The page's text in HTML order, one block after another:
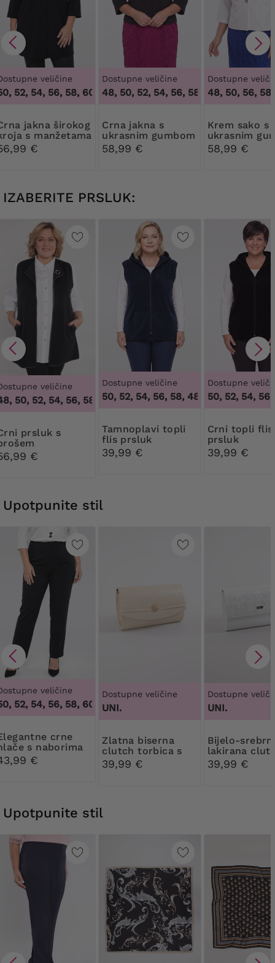
veličine
52, 54, 56, 58, 60, 62,48, 50, 52, 54, 56, 58, 60, 62
s manžetama
€
Dostupne veličine
46, 48, 50, 52, 54, 56, 58, 60, 62, 64,46,
Crna jakna s
ukrasnim gumbom
58,99 €
Dostupne
46, 48, 50, 56, 58,
Krem sako s
ukrasnim
58,99 €
IZABERITE PRSLUK:
veličine
50, 52, 54, 56, 58, 60, 62, 64,46, 48, 50, 52, 54, 56, 58,
s
€
Dostupne veličine
48, 50, 52, 54, 56, 58,48, 50, 52, 54, 56,
Tamnoplavi topli
flis prsluk
39,99 €
Dostupne
48, 50, 52, 54, 56,
Crni topli flis
prsluk
39,99 €
Upotpunite stil
veličine
52, 54, 56, 58, 60, 62, 64 48, 50, 52, 54, 56, 58, 60, 62,
crne
s naborima
€
Dostupne veličine
UNI.
Zlatna biserna
clutch torbica s
ukrasom
39,99 €
Dostupne
UNI.
Bijelo-srebrna
lakirana
torbica
39,99 €
Upotpunite stil